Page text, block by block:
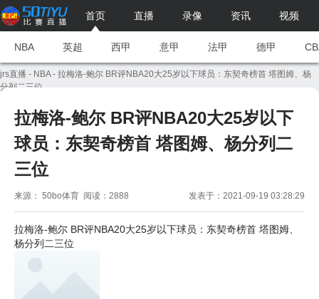
首页 直播 录像 资讯 视频
NBA 英超 西甲 意甲 法甲 德甲
jrs直播 - NBA- 拉梅洛-鲍尔 BR评NBA20大25岁以下球员：东契奇榜首 塔图姆、杨
分列二三位
拉梅洛-鲍尔 BR评NBA20大25岁以下
球员：东契奇榜首 塔图姆、杨分列二
三位
来源： 50bo体育 阅读：2888 发表于：2021-09-19 03:28:29
拉梅洛-鲍尔 BR评NBA20大25岁以下球员：东契奇榜首 塔图姆、
杨分列二三位